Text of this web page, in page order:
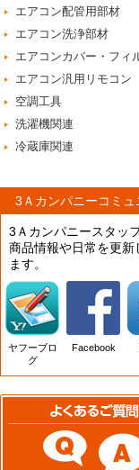
エアコン配管用部材
エアコン洗浄部材
エアコンカバー・フィ
エアコン汎用リモコン
空調工具
洗濯機関連
冷蔵庫関連
3Ａカンパニーコミュ
3Ａカンパニースタッ
商品情報や日常を更新
ます。
ヤフーブロ
グ
Facebook